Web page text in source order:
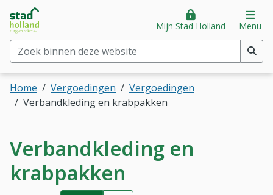
Direct naar hoofdinhoud
Direct naar hoofdmenu
Stad Holland Zorgverzekeraar
Zoek binnen deze website(min. 2 tekens)
Mijn Stad Holland Menu
Home Vergoedingen
Vergoedingen
Verbandkleding en krabpakken
Verbandkleding en
krabpakken